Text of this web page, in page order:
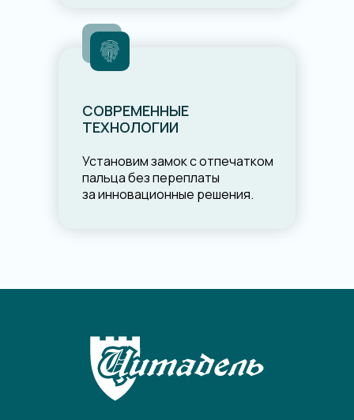
СОВРЕМЕННЫЕ
ТЕХНОЛОГИИ
Установим замок с отпечатком
пальца без переплаты
за инновационные решения.